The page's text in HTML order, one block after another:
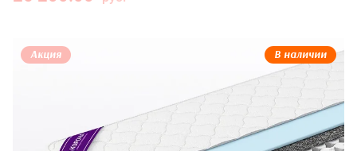
Акция В наличии